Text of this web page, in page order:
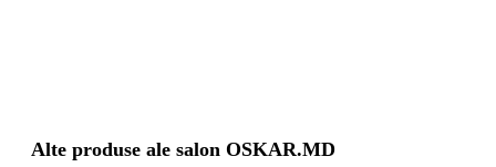
Alte produse ale salon OSKAR.MD